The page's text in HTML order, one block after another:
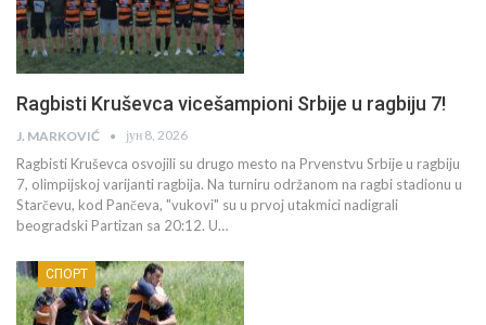
Ragbisti Kruševca vicešampioni Srbije u ragbiju 7!
J. MARKOVIĆ јун 8, 2026
Ragbisti Kruševca osvojili su drugo mesto na Prvenstvu Srbije u ragbiju
7, olimpijskoj varijanti ragbija. Na turniru održanom na ragbi stadionu u
Starčevu, kod Pančeva, "vukovi" su u prvoj utakmici nadigrali
beogradski Partizan sa 20:12. U…
СПОРТ